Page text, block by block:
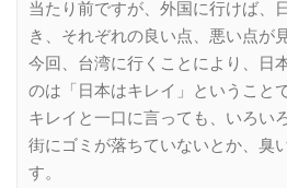
当たり前ですが、外国に行けば、
き、それぞれの良い点、悪い点が
今回、台湾に行くことにより、日
のは「日本はキレイ」ということで
キレイと一口に言っても、いろい
街にゴミが落ちていないとか、臭
す。